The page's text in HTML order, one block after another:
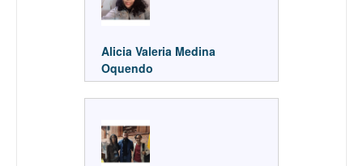
Alicia Valeria Medina
Oquendo